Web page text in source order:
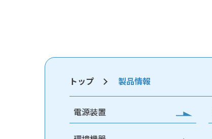
トップ 製品情報
電源装置